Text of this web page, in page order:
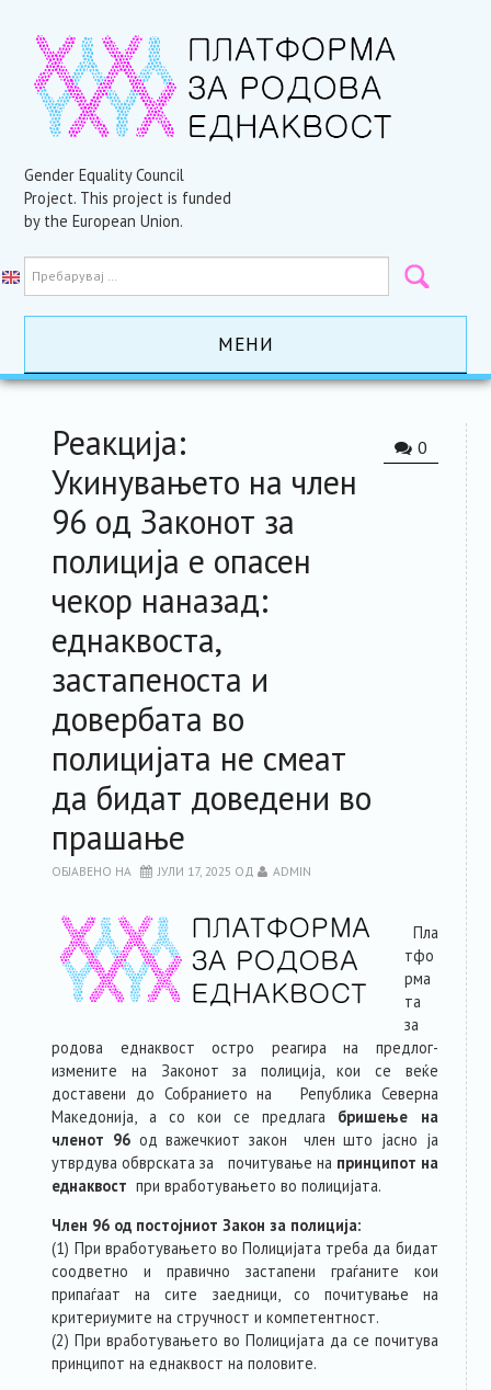
Gender Equality Council
Project. This project is funded
by the European Union.
МЕНИ
АКТИВНОСТИ
РЕСУРСИ
ЗА ЧЛЕНКИТЕ
ФОРУМ
ЗА ПЛАТФОРМАТА
КОНТАКТ
0
Реакција:
Укинувањето на член
96 од Законот за
полиција е опасен
чекор наназад:
еднаквоста,
застапеноста и
довербата во
полицијата не смеат
да бидат доведени во
прашање
ОБЈАВЕНО НА ЈУЛИ 17, 2025 ОД ADMIN
Пла
тфо
рма
та
за
родова еднаквост остро реагира на предлог-
измените на Законот за полиција, кои се веќе
доставени до Собранието на Република Северна
Македонија, а со кои се предлага бришење на
членот 96од важечкиот закон член што јасно ја
утврдува обврската за почитување на принципот на
еднаквост при вработувањето во полицијата.
Член 96 од постојниот Закон за полиција:
(1) При вработувањето во Полицијата треба да бидат
соодветно и правично застапени граѓаните кои
припаѓаат на сите заедници, со почитување на
критериумите на стручност и компетентност.
(2) При вработувањето во Полицијата да се почитува
принципот на еднаквост на половите.